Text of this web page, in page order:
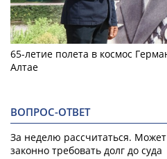
65-летие полета в космос
Алтае
ВОПРОС-ОТВЕТ
За неделю рассчитаться.
законно требовать долг до суда